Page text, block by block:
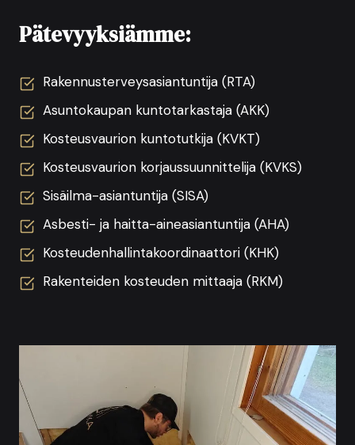
Pätevyyksiämme:
Rakennusterveysasiantuntija (RTA)
Asuntokaupan kuntotarkastaja (AKK)
Kosteusvaurion kuntotutkija (KVKT)
Kosteusvaurion korjaussuunnittelija (KVKS)
Sisäilma-asiantuntija (SISA)
Asbesti- ja haitta-aineasiantuntija (AHA)
Kosteudenhallintakoordinaattori (KHK)
Rakenteiden kosteuden mittaaja (RKM)